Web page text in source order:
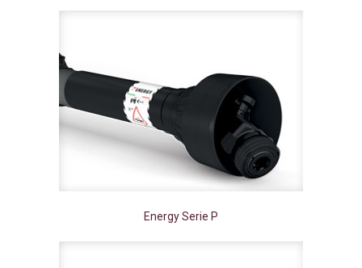
Energy Serie P